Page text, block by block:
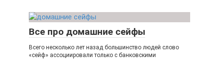
Все про домашние сейфы
Всего несколько лет назад большинство людей слово
«сейф» ассоциировали только с банковскими